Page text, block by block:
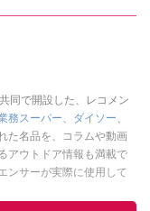
同で開設した、レコメン
務スーパー ダイソー
た名品を、コラムや動画
アウトドア情報も満載で
ンサーが実際に使用して